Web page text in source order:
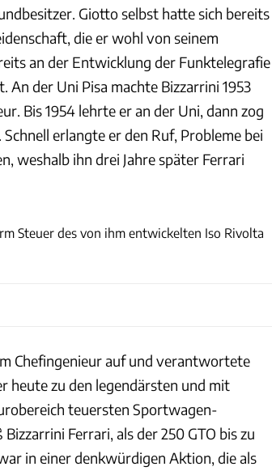
Giotto selbst hatte sich bereits
die er wohl von seinem
an der Entwicklung der Funktelegrafie
der Uni Pisa machte Bizzarrini 1953
Bis 1954 lehrte er an der Uni, dann zog
erlangte er den Ruf, Probleme bei
weshalb ihn drei Jahre später Ferrari
Steuer des von ihm entwickelten Iso Rivolta
Chefingenieur auf und verantwortete
heute zu den legendärsten und mit
teuersten Sportwagen-
Ferrari, als der 250 GTO bis zu
in einer denkwürdigen Aktion, die als